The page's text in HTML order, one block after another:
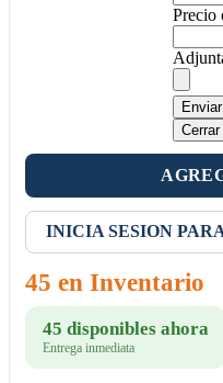
Precio
Enviar
Cerrar
INICIA SESION
45 en Inventario
45 disponibles ahora
Entrega inmediata